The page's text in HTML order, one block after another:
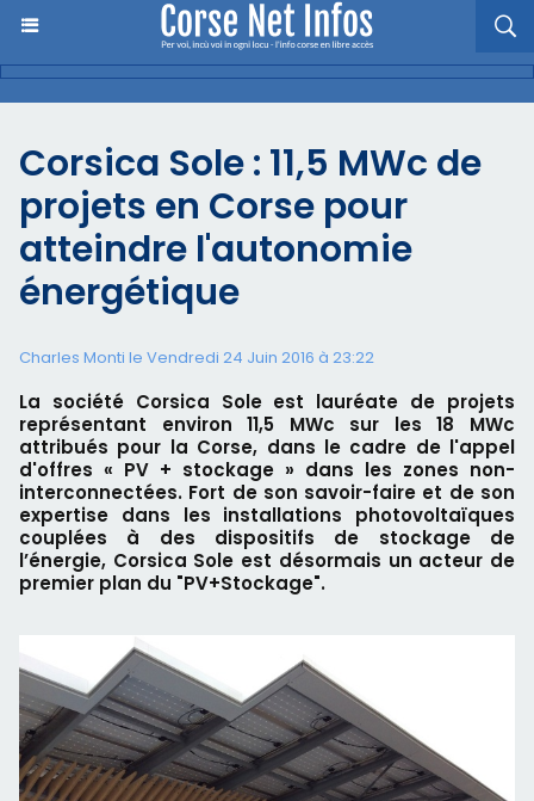
Corsica Sole : 11,5 MWc de
projets en Corse pour
atteindre l'autonomie
énergétique
Charles Monti le Vendredi 24 Juin 2016 à 23:22
La société Corsica Sole est lauréate de projets
représentant environ 11,5 MWc sur les 18 MWc
attribués pour la Corse, dans le cadre de l'appel
d'offres « PV + stockage » dans les zones non-
interconnectées. Fort de son savoir-faire et de son
expertise dans les installations photovoltaïques
couplées à des dispositifs de stockage de
l’énergie, Corsica Sole est désormais un acteur de
premier plan du "PV+Stockage".